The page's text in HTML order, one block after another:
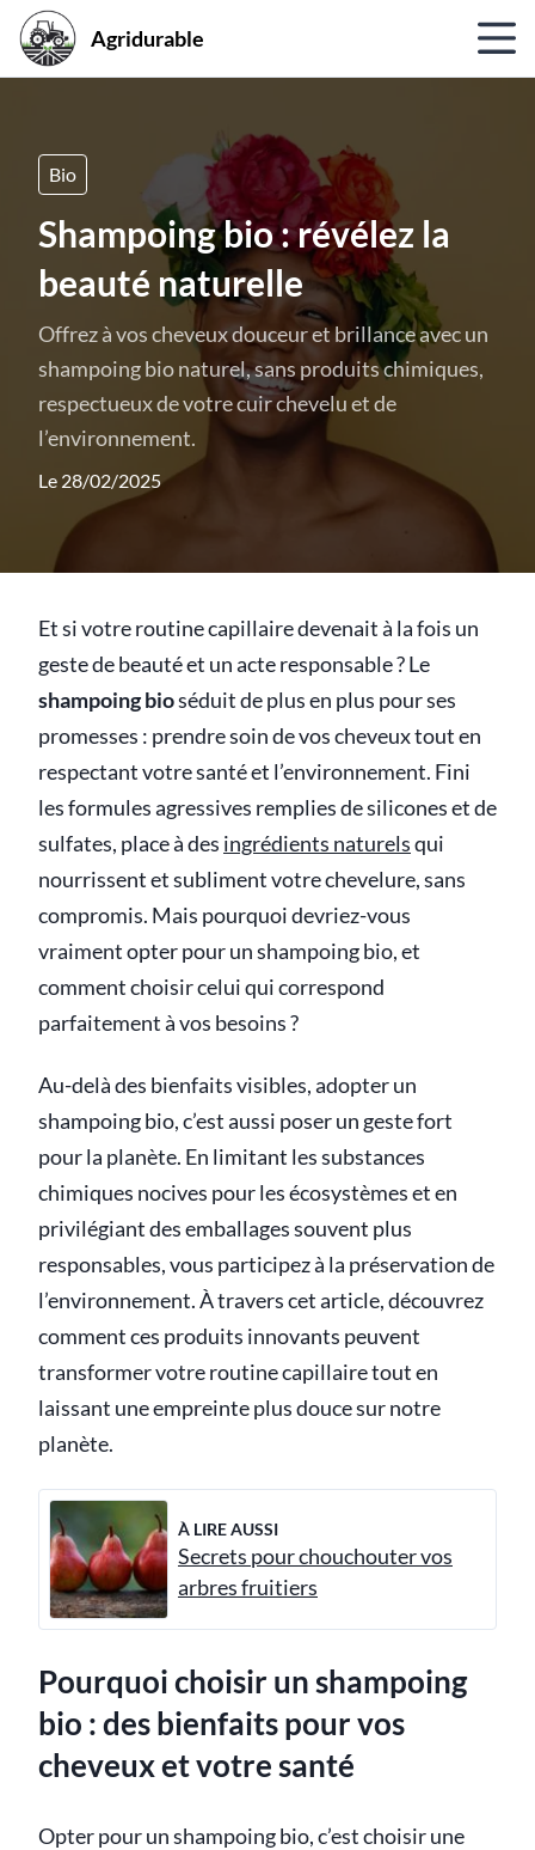
Agridurable
Bio
Shampoing bio : révélez la
beauté naturelle
Offrez à vos cheveux douceur et brillance avec un
shampoing bio naturel, sans produits chimiques,
respectueux de votre cuir chevelu et de
l’environnement.
Le 28/02/2025
Et si votre routine capillaire devenait à la fois un
geste de beauté et un acte responsable ? Le
shampoing bioséduit de plus en plus pour ses
promesses : prendre soin de vos cheveux tout en
respectant votre santé et l’environnement. Fini
les formules agressives remplies de silicones et de
sulfates, place à des ingrédients naturelsqui
nourrissent et subliment votre chevelure, sans
compromis. Mais pourquoi devriez-vous
vraiment opter pour un shampoing bio, et
comment choisir celui qui correspond
parfaitement à vos besoins ?
Au-delà des bienfaits visibles, adopter un
shampoing bio, c’est aussi poser un geste fort
pour la planète. En limitant les substances
chimiques nocives pour les écosystèmes et en
privilégiant des emballages souvent plus
responsables, vous participez à la préservation de
l’environnement. À travers cet article, découvrez
comment ces produits innovants peuvent
transformer votre routine capillaire tout en
laissant une empreinte plus douce sur notre
planète.
À LIRE AUSSI
Secrets pour chouchouter vos
arbres fruitiers
Pourquoi choisir un shampoing
bio : des bienfaits pour vos
cheveux et votre santé
Opter pour un shampoing bio, c’est choisir une